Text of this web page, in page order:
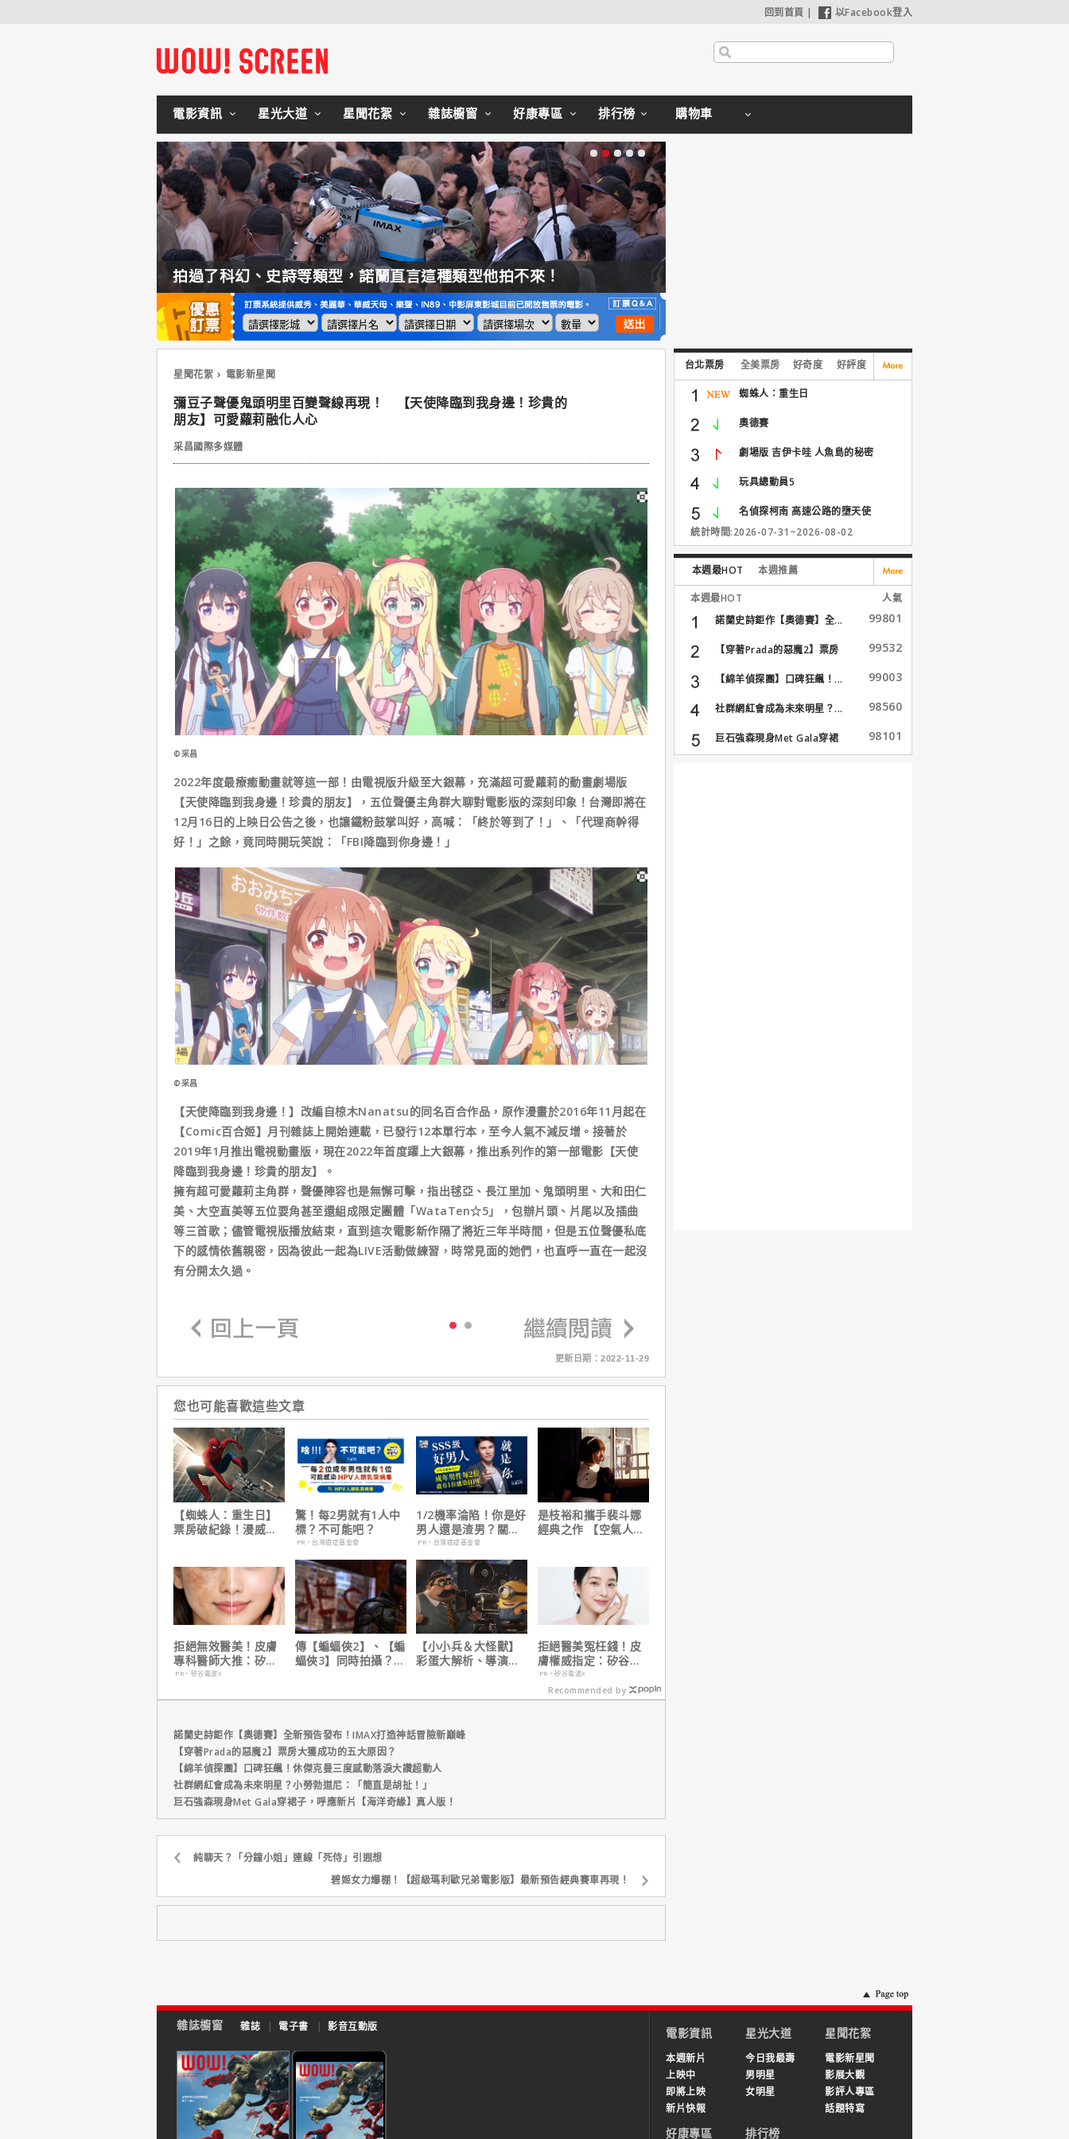
回到首頁 | 以Facebook登入
電影資訊 星光大道 星聞花絮 雜誌櫥窗 好康專區 排行榜 購物車
拍過了科幻、史詩等類型，諾蘭直言這種類型他拍不來！
星聞花絮 電影新星聞
彌豆子聲優鬼頭明里百變聲線再現！ 【天使降臨到我身邊！珍貴的
朋友】可愛蘿莉融化人心
采昌國際多媒體
©采昌
2022年度最療癒動畫就等這一部！由電視版升級至大銀幕，充滿超可愛蘿莉的動畫劇場版
【天使降臨到我身邊！珍貴的朋友】，五位聲優主角群大聊對電影版的深刻印象！台灣即將在
12月16日的上映日公告之後，也讓鐵粉鼓掌叫好，高喊：「終於等到了！」、「代理商幹得
好！」之餘，竟同時開玩笑說：「FBI降臨到你身邊！」
©采昌
【天使降臨到我身邊！】改編自椋木Nanatsu的同名百合作品，原作漫畫於2016年11月起在
【Comic百合姬】月刊雜誌上開始連載，已發行12本單行本，至今人氣不減反增。接著於
2019年1月推出電視動畫版，現在2022年首度躍上大銀幕，推出系列作的第一部電影【天使
降臨到我身邊！珍貴的朋友】。
擁有超可愛蘿莉主角群，聲優陣容也是無懈可擊，指出毬亞、長江里加、鬼頭明里、大和田仁
美、大空直美等五位要角甚至還組成限定團體「WataTen☆5」，包辦片頭、片尾以及插曲
等三首歌；儘管電視版播放結束，直到這次電影新作隔了將近三年半時間，但是五位聲優私底
下的感情依舊親密，因為彼此一起為LIVE活動做練習，時常見面的她們，也直呼一直在一起沒
有分開太久過。
更新日期：2022-11-29
您也可能喜歡這些文章
【蜘蛛人：重生日】
票房破紀錄！漫威總
驚！每2男就有1人中
標？不可能吧？
PR・台灣癌症基金會
1/2機率淪陷！你是好
男人還是渣男？關鍵
在這
PR・台灣癌症基金會
是枝裕和攜手裴斗娜
經典之作 【空氣人
拒絕無效醫美！皮膚
專科醫師大推：矽谷
電波 X 讓肌膚由內而
PR・矽谷電波X
傳【蝙蝠俠2】、【蝙
蝠俠3】同時拍攝？詹
【小小兵＆大怪獸】
彩蛋大解析、導演皮
拒絕醫美冤枉錢！皮
膚權威指定：矽谷電
波 X 由內而外養出逆
齡好膚質
PR・矽谷電波X
Recommended by
諾蘭史詩鉅作【奧德賽】全新預告發布！IMAX打造神話冒險新巔峰
【穿著Prada的惡魔2】票房大獲成功的五大原因？
【綿羊偵探團】口碑狂飆！休傑克曼三度感動落淚大讚超動人
社群網紅會成為未來明星？小勞勃道尼：「簡直是胡扯！」
巨石強森現身Met Gala穿裙子，呼應新片【海洋奇緣】真人版！
純聊天？「分鐘小姐」連線「死侍」引遐想
碧姬女力爆棚！【超級瑪利歐兄弟電影版】最新預告經典賽車再現！
台北票房 全美票房 好奇度 好評度
蜘蛛人：重生日
奧德賽
劇場版 吉伊卡哇 人魚島的秘密
玩具總動員5
名偵探柯南 高速公路的墮天使
統計時間:2026-07-31~2026-08-02
本週最HOT 本週推薦
本週最HOT
人氣
諾蘭史詩鉅作【奧德賽】全...
99801
【穿著Prada的惡魔2】票房
99532
【綿羊偵探團】口碑狂飆！... 99003
社群網紅會成為未來明星？... 98560
巨石強森現身Met Gala穿裙
子...
98101
雜誌櫥窗 雜誌 | 電子書 | 影音互動版 電影資訊
本週新片
上映中
即將上映
新片快報
星光大道
今日我最壽
男明星
女明星
星聞花絮
電影新星聞
影展大觀
影評人專區
話題特寫
好康專區 排行榜